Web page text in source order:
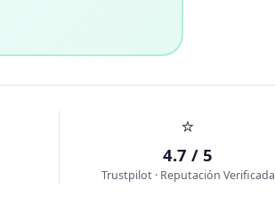
⭐
4.7 / 5
Trustpilot · Reputación Verificada